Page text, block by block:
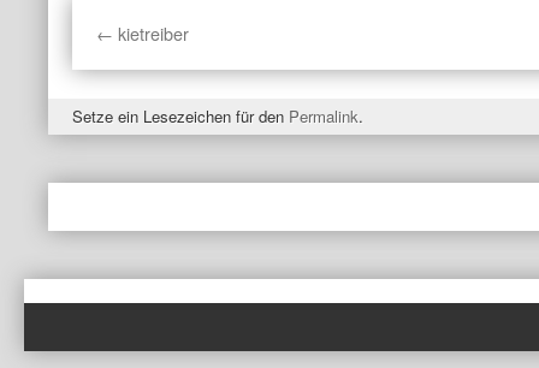
kietreiber
Setze ein Lesezeichen für den Permalink.